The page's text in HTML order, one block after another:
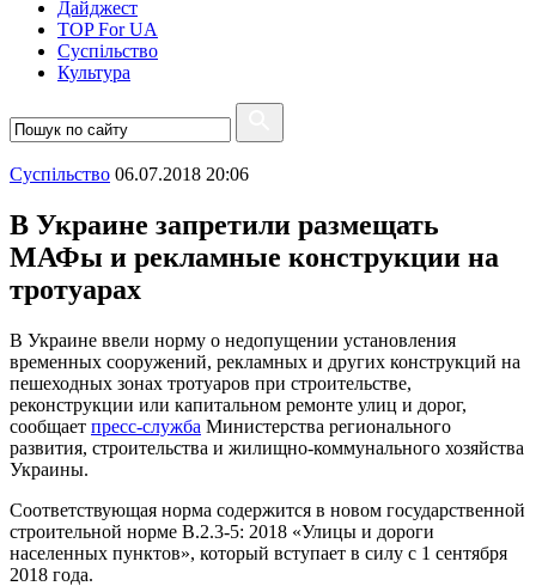
Дайджест
TOP For UA
Суспiльство
Культура
Суспiльство 06.07.2018 20:06
В Украине запретили размещать
МАФы и рекламные конструкции на
тротуарах
В Украине ввели норму о недопущении установления
временных сооружений, рекламных и других конструкций на
пешеходных зонах тротуаров при строительстве,
реконструкции или капитальном ремонте улиц и дорог,
сообщает пресс-служба Министерства регионального
развития, строительства и жилищно-коммунального хозяйства
Украины.
Соответствующая норма содержится в новом государственной
строительной норме В.2.3-5: 2018 «Улицы и дороги
населенных пунктов», который вступает в силу с 1 сентября
2018 года.